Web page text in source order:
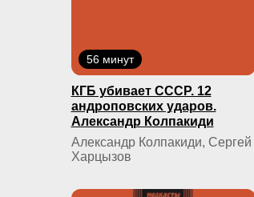
56 минут
КГБ yбивaeт СССР. 12
андроповских ударов.
Александр Колпакиди
Александр Колпакиди, Сергей
Харцызов